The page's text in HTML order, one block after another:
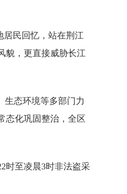
居民回忆，站在荆江
貌，更直接威胁长江
生态环境等多部门力
态化巩固整治，全区
时至凌晨3时非法盗采